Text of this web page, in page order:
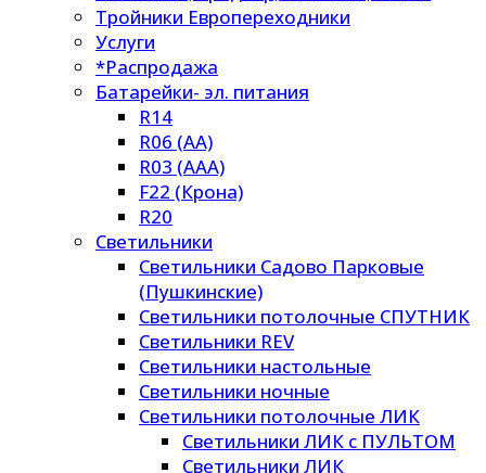
Тройники Европереходники
Услуги
*Распродажа
Батарейки- эл. питания
R14
R06 (AA)
R03 (AAA)
F22 (Крона)
R20
Светильники
Светильники Садово Парковые
(Пушкинские)
Светильники потолочные СПУТНИК
Светильники REV
Светильники настольные
Светильники ночные
Светильники потолочные ЛИК
Светильники ЛИК с ПУЛЬТОМ
Светильники ЛИК